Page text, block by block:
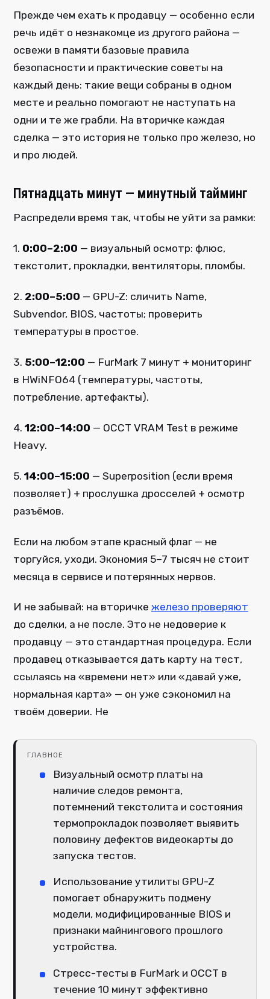
Прежде чем ехать к продавцу — особенно если
речь идёт о незнакомце из другого района —
освежи в памяти базовые правила
безопасности и практические советы на
каждый день: такие вещи собраны в одном
месте и реально помогают не наступать на
одни и те же грабли. На вторичке каждая
сделка — это история не только про железо, но
и про людей.
Пятнадцать минут — минутный тайминг
Распредели время так, чтобы не уйти за рамки:
1. 0:00–2:00 — визуальный осмотр: флюс,
текстолит, прокладки, вентиляторы, пломбы.
2. 2:00–5:00 — GPU-Z: сличить Name,
Subvendor, BIOS, частоты; проверить
температуры в простое.
3. 5:00–12:00 — FurMark 7 минут + мониторинг
в HWiNFO64 (температуры, частоты,
потребление, артефакты).
4. 12:00–14:00 — OCCT VRAM Test в режиме
Heavy.
5. 14:00–15:00 — Superposition (если время
позволяет) + прослушка дросселей + осмотр
разъёмов.
Если на любом этапе красный флаг — не
торгуйся, уходи. Экономия 5–7 тысяч не стоит
месяца в сервисе и потерянных нервов.
И не забывай: на вторичке железо проверяют
до сделки, а не после. Это не недоверие к
продавцу — это стандартная процедура. Если
продавец отказывается дать карту на тест,
ссылаясь на «времени нет» или «давай уже,
нормальная карта» — он уже сэкономил на
твоём доверии. Не
ГЛАВНОЕ
Визуальный осмотр платы на
наличие следов ремонта,
потемнений текстолита и состояния
термопрокладок позволяет выявить
половину дефектов видеокарты до
запуска тестов.
Использование утилиты GPU-Z
помогает обнаружить подмену
модели, модифицированные BIOS и
признаки майнингового прошлого
устройства.
Стресс-тесты в FurMark и OCCT в
течение 10 минут эффективно